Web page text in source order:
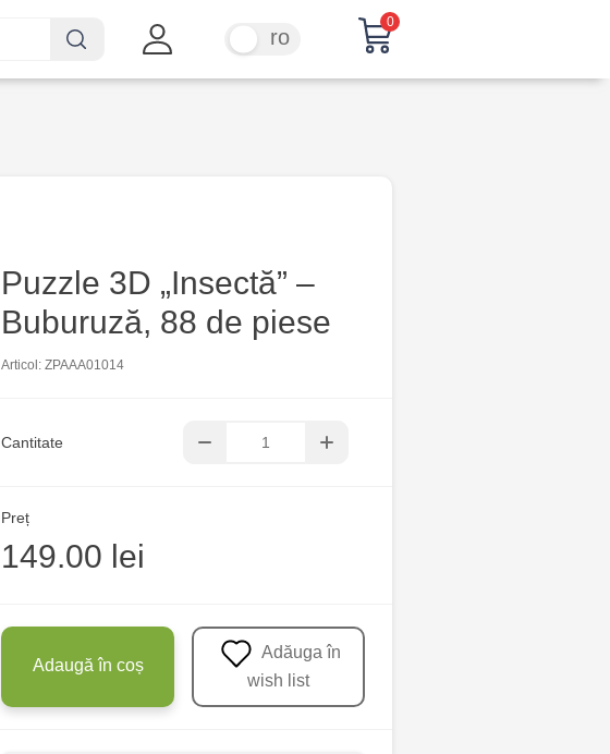
ro
0
Puzzle 3D „Insectă” –
Buburuză, 88 de piese
Articol: ZPAAA01014
Cantitate
Preț
149.00 lei
Adaugă în coș
wish list